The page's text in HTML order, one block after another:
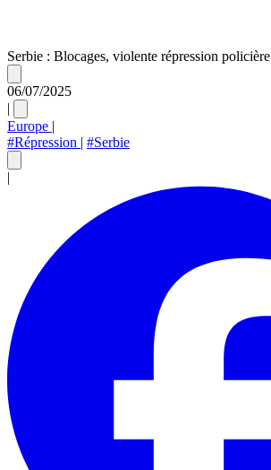
Serbie : Blocages, violente répression policière
06/07/2025
|
Europe |
#Répression | #Serbie
|